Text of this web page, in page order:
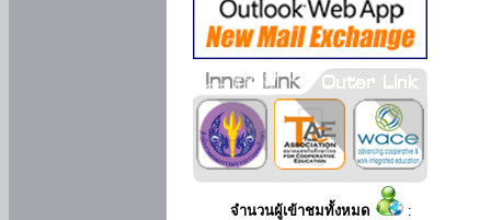
จำนวนผู้เข้าชมทั้งหมด :